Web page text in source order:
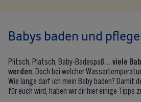
Babys baden und
Plitsch, Platsch, Baby-Badespaß… viele
werden . Doch bei welcher
Wie lange darf ich mein Baby baden? Damit
für euch wird, haben wir dir hier einige Tipps